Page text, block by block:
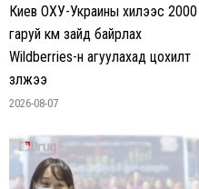
Киев ОХУ-Украины хилээс 2000
гаруй км зайд байрлах
Wildberries-н агуулахад цохилт
үзүүлжээ
2026-08-07